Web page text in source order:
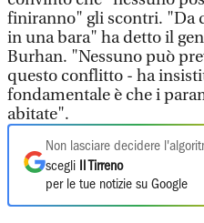
finiranno" gli scontri. "Da
in una bara" ha detto il
Burhan. "Nessuno può
questo conflitto - ha
fondamentale è che i
abitate".
Non lasciare decidere
scegli
Il Tirreno
per le tue notizie su Google